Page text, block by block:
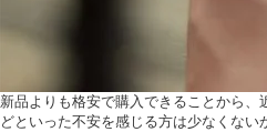
新品よりも格安で購入できることから
どといった不安を感じる方は少なくない